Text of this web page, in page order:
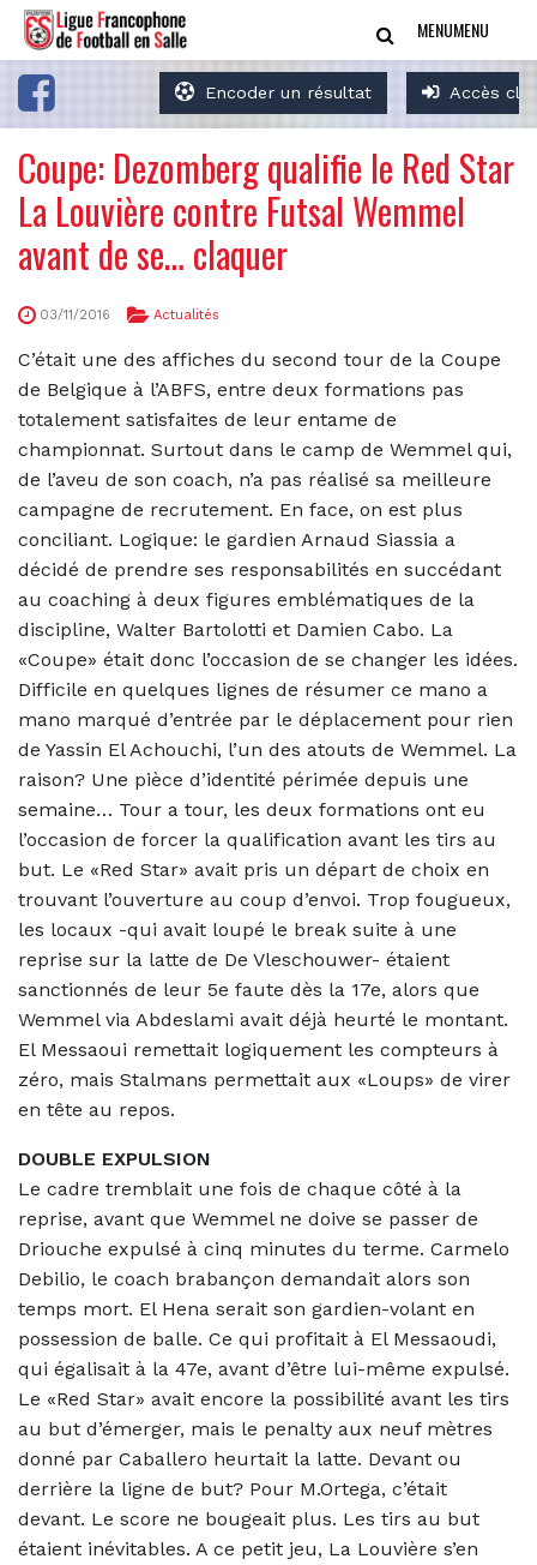
Encoder un résultat Accès
MENUMENU
Coupe: Dezomberg qualifie le Red Star
La Louvière contre Futsal Wemmel
avant de se… claquer
03/11/2016 Actualités
C’était une des affiches du second tour de la Coupe
de Belgique à l’ABFS, entre deux formations pas
totalement satisfaites de leur entame de
championnat. Surtout dans le camp de Wemmel qui,
de l’aveu de son coach, n’a pas réalisé sa meilleure
campagne de recrutement. En face, on est plus
conciliant. Logique: le gardien Arnaud Siassia a
décidé de prendre ses responsabilités en succédant
au coaching à deux figures emblématiques de la
discipline, Walter Bartolotti et Damien Cabo. La
«Coupe» était donc l’occasion de se changer les idées.
Difficile en quelques lignes de résumer ce mano a
mano marqué d’entrée par le déplacement pour rien
de Yassin El Achouchi, l’un des atouts de Wemmel. La
raison? Une pièce d’identité périmée depuis une
semaine… Tour a tour, les deux formations ont eu
l’occasion de forcer la qualification avant les tirs au
but. Le «Red Star» avait pris un départ de choix en
trouvant l’ouverture au coup d’envoi. Trop fougueux,
les locaux -qui avait loupé le break suite à une
reprise sur la latte de De Vleschouwer- étaient
sanctionnés de leur 5e faute dès la 17e, alors que
Wemmel via Abdeslami avait déjà heurté le montant.
El Messaoui remettait logiquement les compteurs à
zéro, mais Stalmans permettait aux «Loups» de virer
en tête au repos.
DOUBLE EXPULSION
Le cadre tremblait une fois de chaque côté à la
reprise, avant que Wemmel ne doive se passer de
Driouche expulsé à cinq minutes du terme. Carmelo
Debilio, le coach brabançon demandait alors son
temps mort. El Hena serait son gardien-volant en
possession de balle. Ce qui profitait à El Messaoudi,
qui égalisait à la 47e, avant d’être lui-même expulsé.
Le «Red Star» avait encore la possibilité avant les tirs
au but d’émerger, mais le penalty aux neuf mètres
donné par Caballero heurtait la latte. Devant ou
derrière la ligne de but? Pour M.Ortega, c’était
devant. Le score ne bougeait plus. Les tirs au but
étaient inévitables. A ce petit jeu, La Louvière s’en